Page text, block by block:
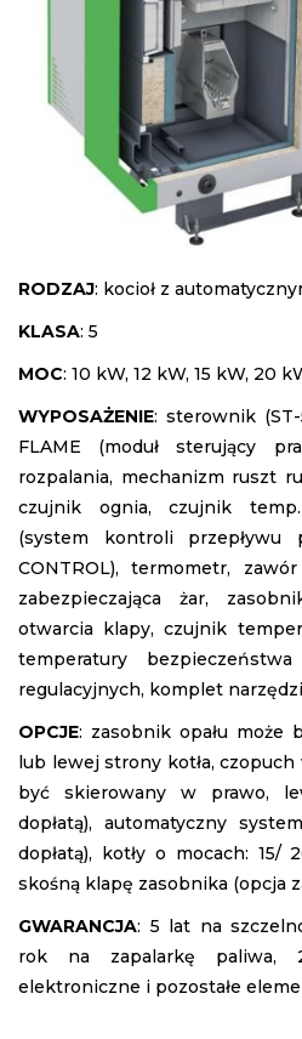
RODZAJ: kocioł z
KLASA: 5
MOC: 10 kW, 12 kW, 15 kW, 20
WYPOSAŻENIE: sterownik (ST-
FLAME (moduł sterujący
rozpalania, mechanizm ruszt
czujnik ognia, czujnik
(system kontroli przepływu
CONTROL), termometr,
zabezpieczająca żar,
otwarcia klapy, czujnik
temperatury
regulacyjnych, komplet narzędzi
OPCJE: zasobnik opału może
lub lewej strony kotła, czopuch
być skierowany w prawo,
dopłatą), automatyczny
dopłatą), kotły o mocach: 15/
skośną klapę zasobnika (opcja
GWARANCJA: 5 lat na
rok na zapalarkę paliwa,
elektroniczne i pozostałe